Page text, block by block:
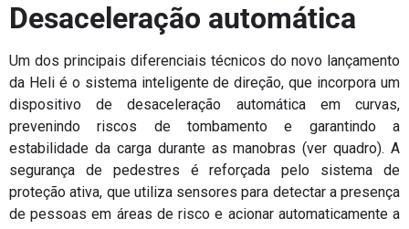
Desaceleração automática
Um dos principais diferenciais técnicos do novo lançamento
da Heli é o sistema inteligente de direção, que incorpora um
dispositivo de desaceleração automática em curvas,
prevenindo riscos de tombamento e garantindo a
estabilidade da carga durante as manobras (ver quadro). A
segurança de pedestres é reforçada pelo sistema de
proteção ativa, que utiliza sensores para detectar a presença
de pessoas em áreas de risco e acionar automaticamente a